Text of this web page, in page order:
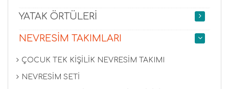
YATAK ÖRTÜLERİ
NEVRESİM TAKIMLARI
ÇOCUK TEK KİŞİLİK NEVRESİM TAKIMI
NEVRESİM SETİ